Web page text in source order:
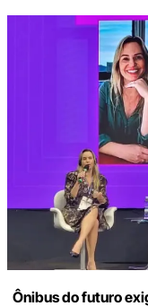
Ônibus do futuro